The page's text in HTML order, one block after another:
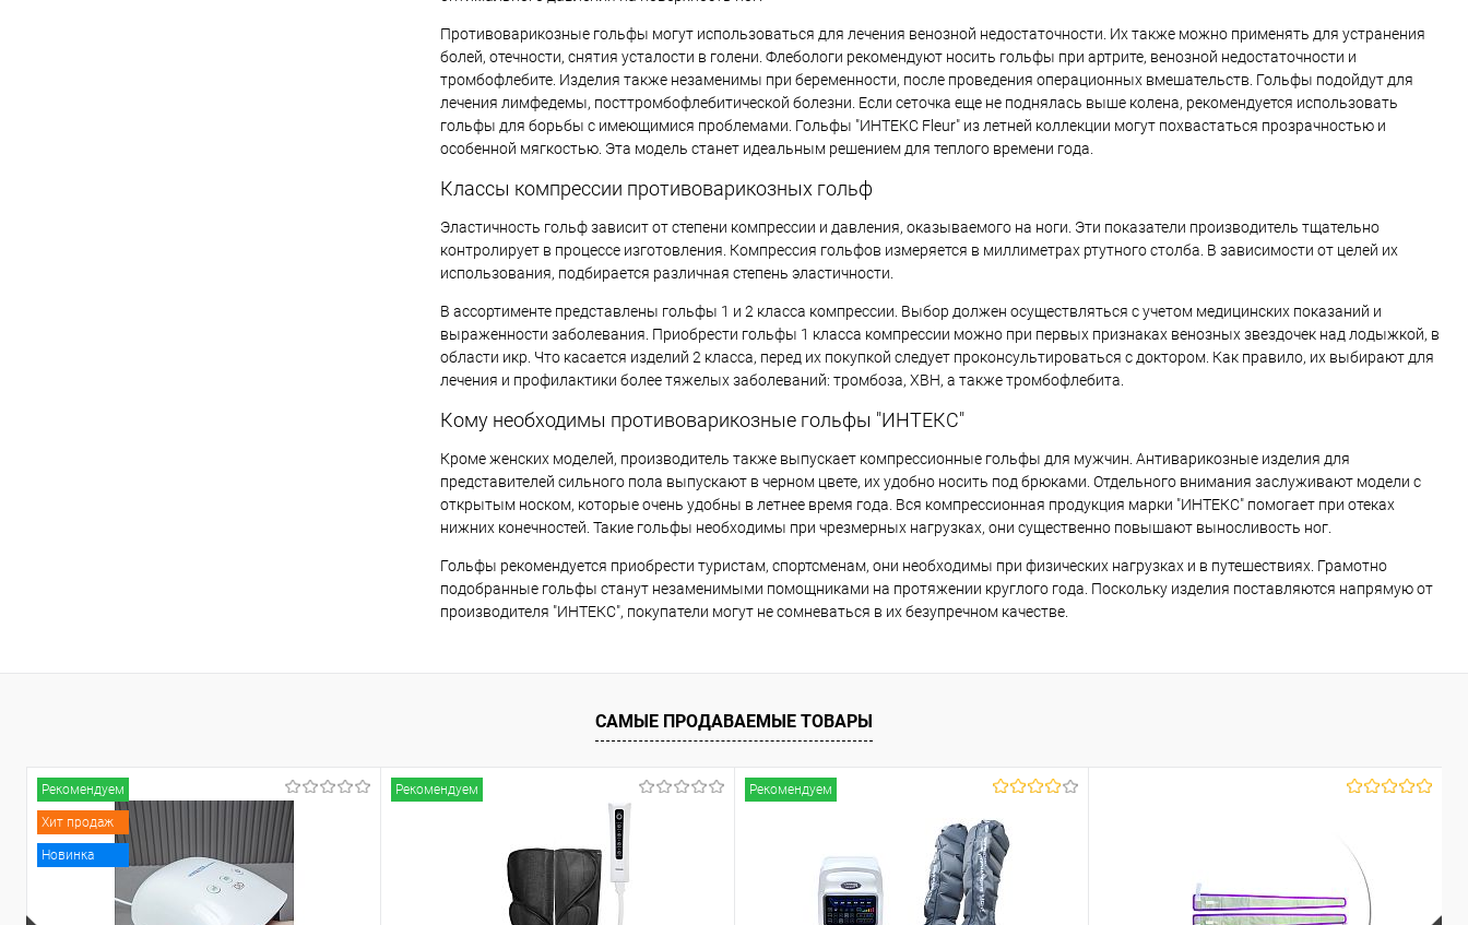
Противоварикозные гольфы могут использоваться для лечения венозной недостаточности. Их также можно применять для устранения
болей, отечности, снятия усталости в голени. Флебологи рекомендуют носить гольфы при артрите, венозной недостаточности и
тромбофлебите. Изделия также незаменимы при беременности, после проведения операционных вмешательств. Гольфы подойдут для
лечения лимфедемы, посттромбофлебитической болезни. Если сеточка еще не поднялась выше колена, рекомендуется использовать
гольфы для борьбы с имеющимися проблемами. Гольфы "ИНТЕКС Fleur" из летней коллекции могут похвастаться прозрачностью и
особенной мягкостью. Эта модель станет идеальным решением для теплого времени года.
Классы компрессии противоварикозных гольф
Эластичность гольф зависит от степени компрессии и давления, оказываемого на ноги. Эти показатели производитель тщательно
контролирует в процессе изготовления. Компрессия гольфов измеряется в миллиметрах ртутного столба. В зависимости от целей их
использования, подбирается различная степень эластичности.
В ассортименте представлены гольфы 1 и 2 класса компрессии. Выбор должен осуществляться с учетом медицинских показаний и
выраженности заболевания. Приобрести гольфы 1 класса компрессии можно при первых признаках венозных звездочек над лодыжкой, в
области икр. Что касается изделий 2 класса, перед их покупкой следует проконсультироваться с доктором. Как правило, их выбирают для
лечения и профилактики более тяжелых заболеваний: тромбоза, ХВН, а также тромбофлебита.
Кому необходимы противоварикозные гольфы "ИНТЕКС"
Кроме женских моделей, производитель также выпускает компрессионные гольфы для мужчин. Антиварикозные изделия для
представителей сильного пола выпускают в черном цвете, их удобно носить под брюками. Отдельного внимания заслуживают модели с
открытым носком, которые очень удобны в летнее время года. Вся компрессионная продукция марки "ИНТЕКС" помогает при отеках
нижних конечностей. Такие гольфы необходимы при чрезмерных нагрузках, они существенно повышают выносливость ног.
Гольфы рекомендуется приобрести туристам, спортсменам, они необходимы при физических нагрузках и в путешествиях. Грамотно
подобранные гольфы станут незаменимыми помощниками на протяжении круглого года. Поскольку изделия поставляются напрямую от
производителя "ИНТЕКС", покупатели могут не сомневаться в их безупречном качестве.
САМЫЕ ПРОДАВАЕМЫЕ ТОВАРЫ
Рекомендуем
Хит продаж
Новинка
Рекомендуем Рекомендуем